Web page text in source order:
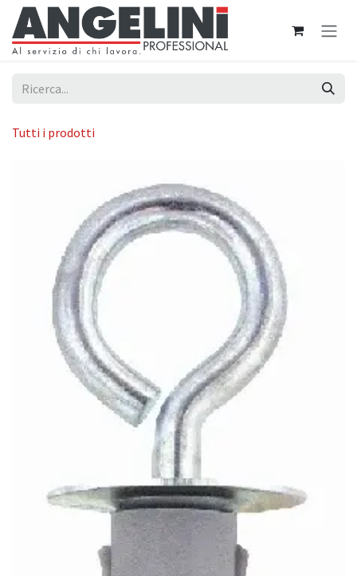
Passa al contenuto
Tutti i prodotti